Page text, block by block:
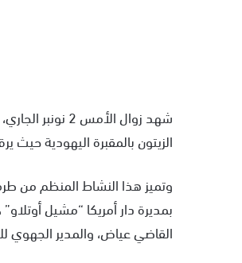
شهد زوال
الزيتون بالمقبرة اليهودية حيث
وتميز هذا النشاط المنظم من
بمديرة دار أمريكا “مشيل
القاضي عياض، والمدير الجهوي